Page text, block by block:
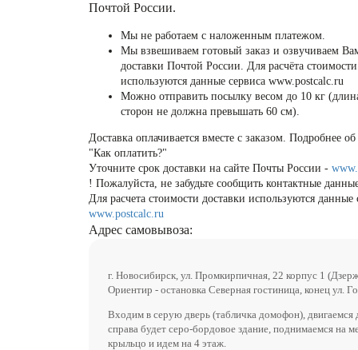
Почтой России.
Мы не работаем с наложенным платежом.
Мы взвешиваем готовый заказ и озвучиваем
доставки Почтой России. Для расчёта
используются данные сервиса www.postcalc.ru
Можно отправить посылку весом до 10 кг
сторон не должна превышать 60 см).
Доставка оплачивается вместе с заказом. Подробнее об
"Как оплатить?"
Уточните срок доставки на сайте Почты России -
! Пожалуйста, не забудьте сообщить контактные
Для расчета стоимости доставки используются данные
www.postcalc.ru
Адрес самовывоза:
г. Новосибирск, ул. Промкирпичная, 22 корпус 1
Ориентир - остановка Северная гостиница, конец ул.
Входим в серую дверь (табличка домофон), двигаемся
справа будет серо-бордовое здание, поднимаемся на
крыльцо и идем на 4 этаж.